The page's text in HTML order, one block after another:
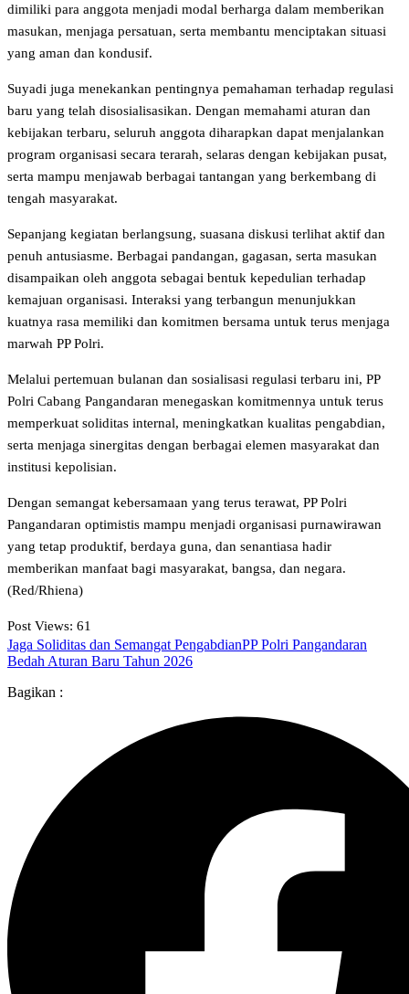
dimiliki para anggota menjadi modal berharga dalam memberikan
masukan, menjaga persatuan, serta membantu menciptakan situasi
yang aman dan kondusif.
Suyadi juga menekankan pentingnya pemahaman terhadap regulasi
baru yang telah disosialisasikan. Dengan memahami aturan dan
kebijakan terbaru, seluruh anggota diharapkan dapat menjalankan
program organisasi secara terarah, selaras dengan kebijakan pusat,
serta mampu menjawab berbagai tantangan yang berkembang di
tengah masyarakat.
Sepanjang kegiatan berlangsung, suasana diskusi terlihat aktif dan
penuh antusiasme. Berbagai pandangan, gagasan, serta masukan
disampaikan oleh anggota sebagai bentuk kepedulian terhadap
kemajuan organisasi. Interaksi yang terbangun menunjukkan
kuatnya rasa memiliki dan komitmen bersama untuk terus menjaga
marwah PP Polri.
Melalui pertemuan bulanan dan sosialisasi regulasi terbaru ini, PP
Polri Cabang Pangandaran menegaskan komitmennya untuk terus
memperkuat soliditas internal, meningkatkan kualitas pengabdian,
serta menjaga sinergitas dengan berbagai elemen masyarakat dan
institusi kepolisian.
Dengan semangat kebersamaan yang terus terawat, PP Polri
Pangandaran optimistis mampu menjadi organisasi purnawirawan
yang tetap produktif, berdaya guna, dan senantiasa hadir
memberikan manfaat bagi masyarakat, bangsa, dan negara.
(Red/Rhiena)
Post Views: 61
Jaga Soliditas dan Semangat PengabdianPP Polri Pangandaran
Bedah Aturan Baru Tahun 2026
Bagikan :